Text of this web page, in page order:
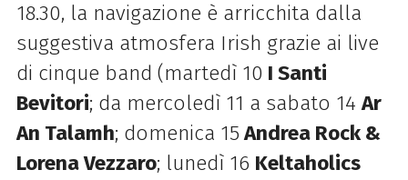
18.30, la navigazione è arricchita dalla
suggestiva atmosfera Irish grazie ai live
di cinque band (martedì 10 I Santi
Bevitori; da mercoledì 11 a sabato 14Ar
An Talamh; domenica 15Andrea Rock &
Lorena Vezzaro; lunedì 16 Keltaholics